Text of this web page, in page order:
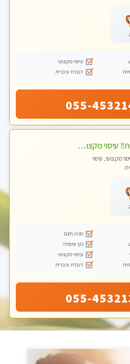
עיסוי מקצועי
דוברת עיברית
055-
פרטי באילת!! עיסוי מקצועי באווירה רגוע ונעימה חומרים טבעיים ואיכותיים במיוחד חוויה בריאותית בלתי נשכחת... ללא מין. ללא מין .
מקצועי, עיסוי
חניה חינם
נקי ומסודר
עיסוי מקצועי
דוברת עיברית
055-